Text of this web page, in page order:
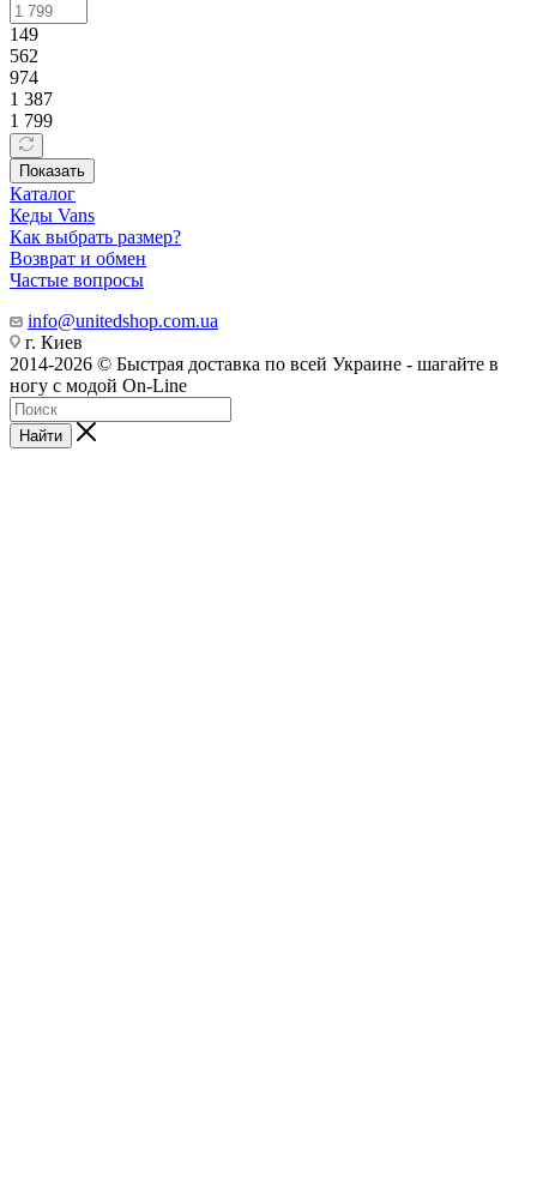
149
562
974
1 387
1 799
Показать
Каталог
Кеды Vans
Как выбрать размер?
Возврат и обмен
Частые вопросы
info@unitedshop.com.ua
г. Киев
2014-2026 © Быстрая доставка по всей Украине - шагайте в
ногу с модой On-Line
Найти